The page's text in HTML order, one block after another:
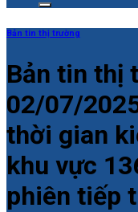
Bản tin thị trường
Bản tin thị
02/07/
thời gian
khu vực
phiên tiếp